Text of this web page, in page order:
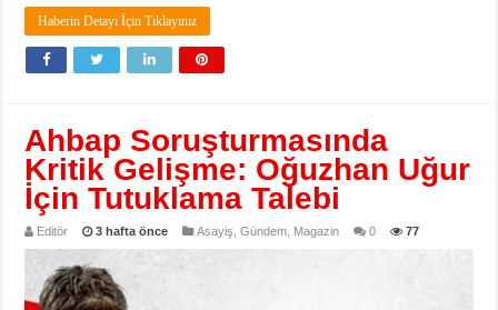
Haberin Detayı İçin Tıklayınız
Ahbap Soruşturmasında
Kritik Gelişme: Oğuzhan Uğur
İçin Tutuklama Talebi
Editör 3 hafta önce Asayiş ,Gündem Magazin 0 77